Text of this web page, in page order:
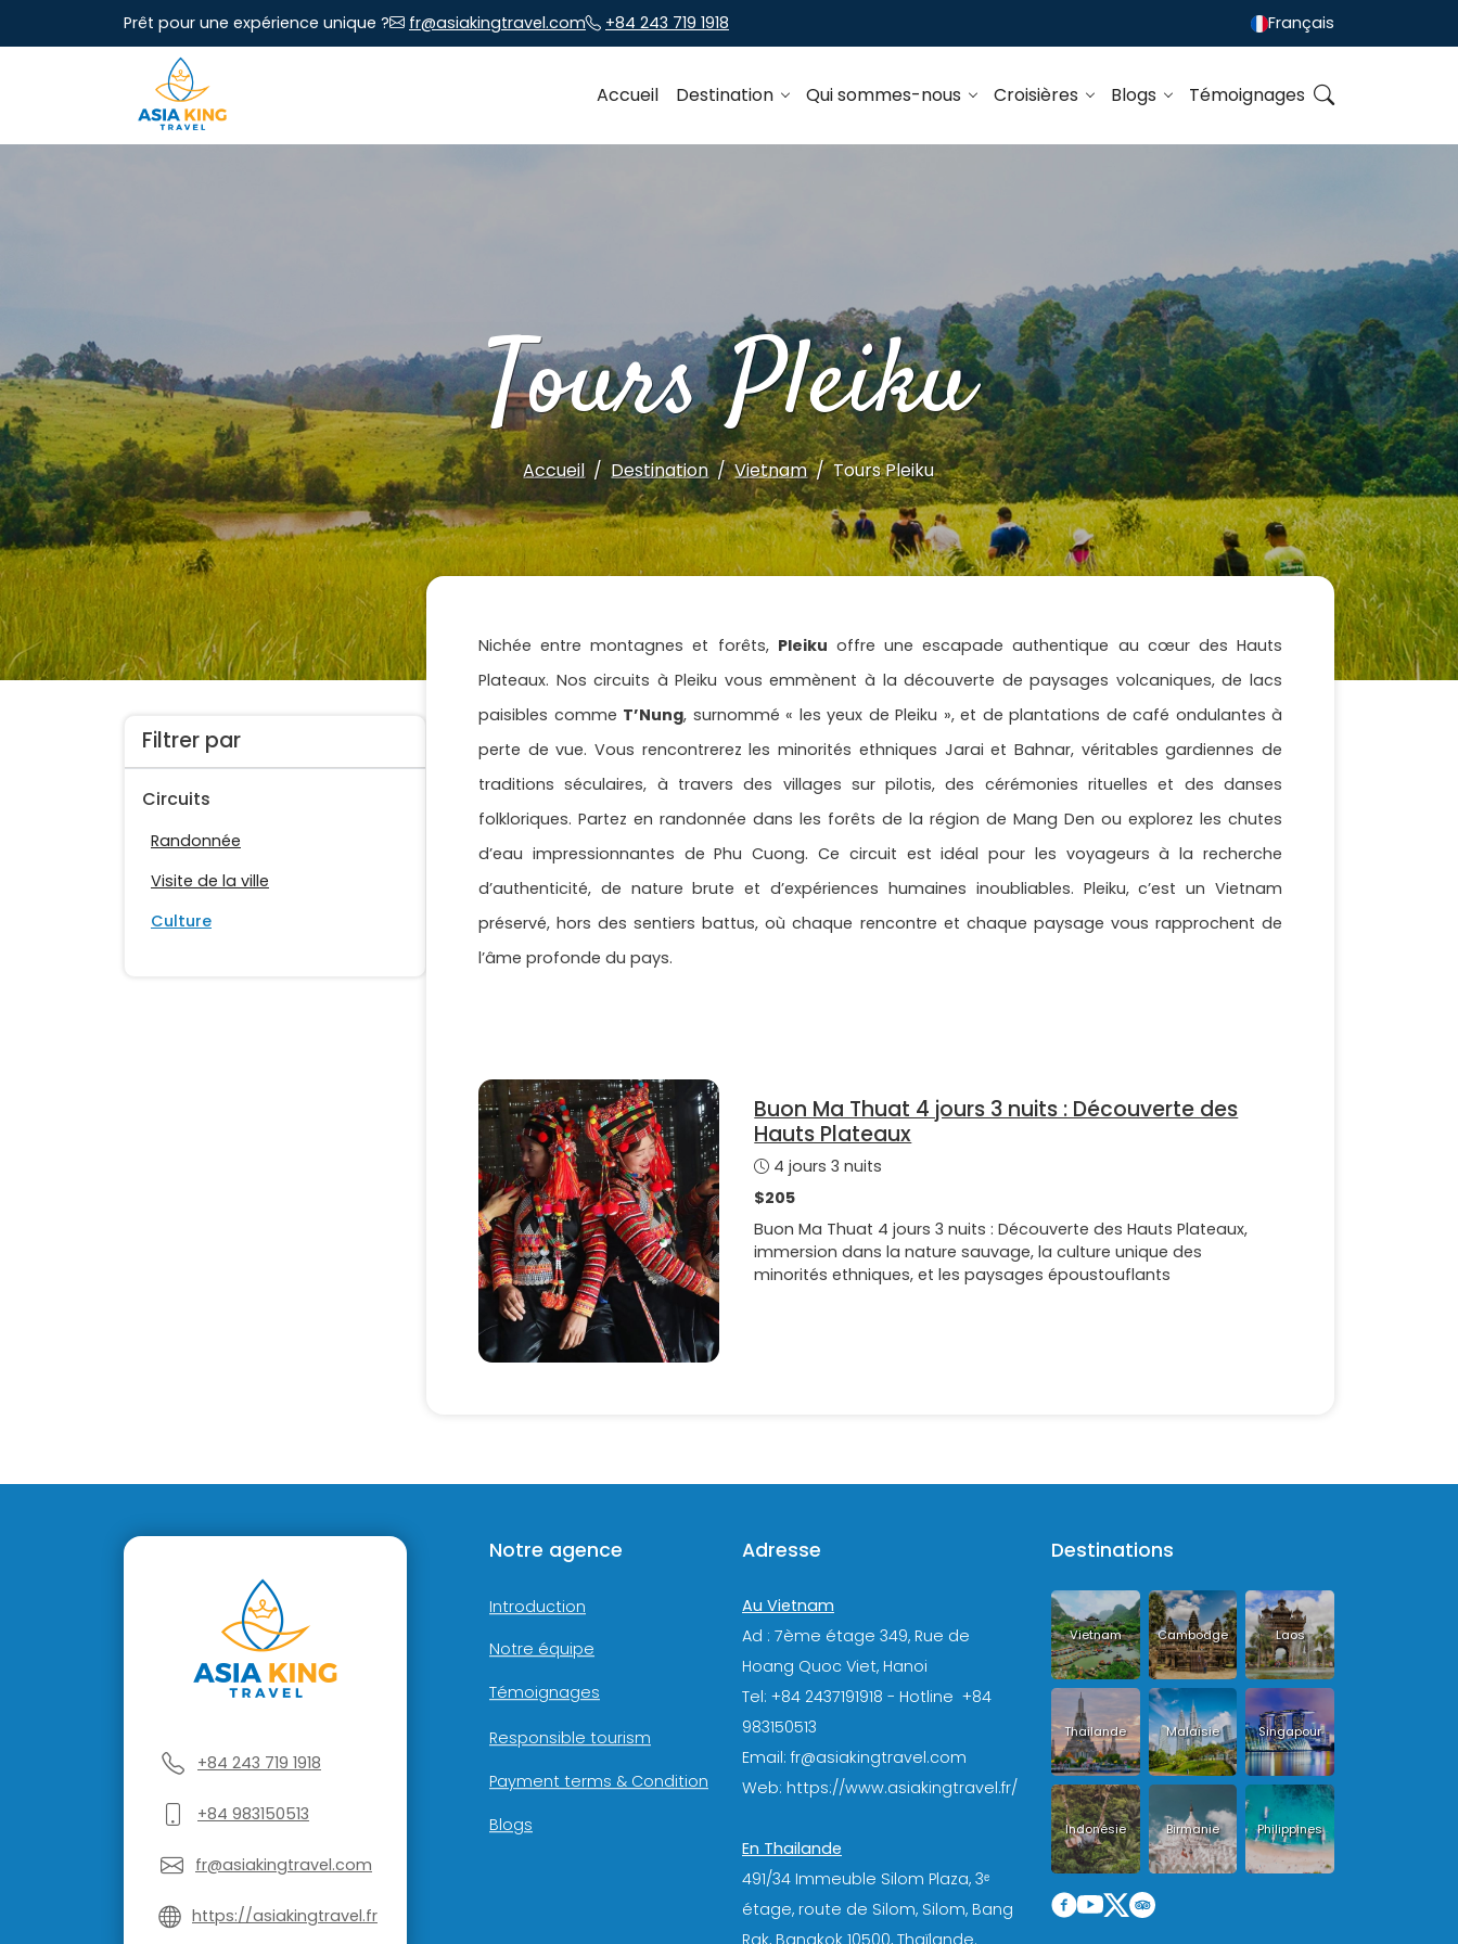
Prêt pour une expérience unique ? fr@asiakingtravel.com +84 243 719 1918 Français
Accueil Destination Qui sommes-nous Croisières Blogs Témoignages
Tours Pleiku
Accueil Destination Vietnam Tours Pleiku
Filtrer par
Circuits
Randonnée
Visite de la ville
Culture
Nichée entre montagnes et forêts, Pleiku offre une escapade authentique au cœur des Hauts
Plateaux. Nos circuits à Pleiku vous emmènent à la découverte de paysages volcaniques, de lacs
paisibles comme T’Nung, surnommé « les yeux de Pleiku », et de plantations de café ondulantes à
perte de vue. Vous rencontrerez les minorités ethniques Jarai et Bahnar, véritables gardiennes de
traditions séculaires, à travers des villages sur pilotis, des cérémonies rituelles et des danses
folkloriques. Partez en randonnée dans les forêts de la région de Mang Den ou explorez les chutes
d’eau impressionnantes de Phu Cuong. Ce circuit est idéal pour les voyageurs à la recherche
d’authenticité, de nature brute et d’expériences humaines inoubliables. Pleiku, c’est un Vietnam
préservé, hors des sentiers battus, où chaque rencontre et chaque paysage vous rapprochent de
l’âme profonde du pays.
Buon Ma Thuat 4 jours 3 nuits : Découverte des
Hauts Plateaux
4 jours 3 nuits
$205
Buon Ma Thuat 4 jours 3 nuits : Découverte des Hauts Plateaux,
immersion dans la nature sauvage, la culture unique des
minorités ethniques, et les paysages époustouflants
+84 243 719 1918
+84 983150513
fr@asiakingtravel.com
https://asiakingtravel.fr
Notre agence
Introduction
Notre équipe
Témoignages
Responsible tourism
Payment terms & Condition
Blogs
Adresse
Au Vietnam
Ad : 7ème étage 349, Rue de
Hoang Quoc Viet, Hanoi
Tel: +84 2437191918 - Hotline +84
983150513
Email: fr@asiakingtravel.com
Web: https://www.asiakingtravel.fr/
En Thailande
491/34 Immeuble Silom Plaza, 3ᵉ
étage, route de Silom, Silom, Bang
Rak, Bangkok 10500, Thaïlande.
Destinations
Vietnam Cambodge Laos
Thailande Malaisie Singapour
Indonésie Birmanie Philippines